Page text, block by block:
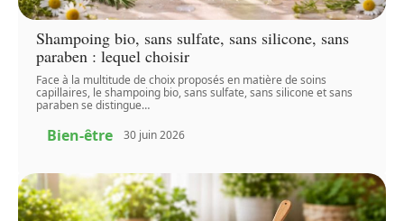
Shampoing bio, sans sulfate, sans silicone, sans
paraben : lequel choisir
Face à la multitude de choix proposés en matière de soins
capillaires, le shampoing bio, sans sulfate, sans silicone et sans
paraben se distingue…
Bien-être 30 juin 2026